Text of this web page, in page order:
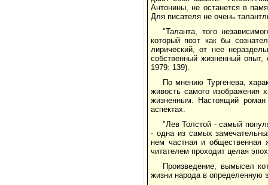
Антонины, не останется в
Для писателя не очень
"Таланта, того
который поэт как бы
лирический, от нее
собственный жизненный опыт,
1979: 139).
По мнению Тургенева,
живость самого изображения
жизненным. Настоящий
аспектах.
"Лев Толстой - самый
- одна из самых
нем частная и общественная
читателем проходит целая
Произведение, вымысел
жизни народа в определенную